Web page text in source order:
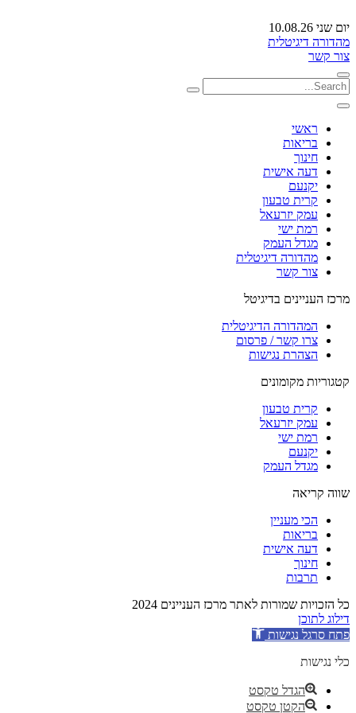
יום שני 10.08.26
מהדורה דיגיטלית
צור קשר
ראשי
בריאות
חינוך
דעה אישית
יקנעם
קרית טבעון
עמק יזרעאל
רמת ישי
מגדל העמק
מהדורה דיגיטלית
צור קשר
מרכז העניינים בדיגיטל
המהדורה הדיגיטלית
צרו קשר / פרסום
הצהרת נגישות
קטגוריות מקומונים
קרית טבעון
עמק יזרעאל
רמת ישי
יקנעם
מגדל העמק
שווה קריאה
הכי מעניין
בריאות
דעה אישית
חינוך
תרבות
כל הזכויות שמורות לאתר מרכז העניינים 2024
דילוג לתוכן
פתח סרגל נגישות
כלי נגישות
הגדל טקסט
הקטן טקסט